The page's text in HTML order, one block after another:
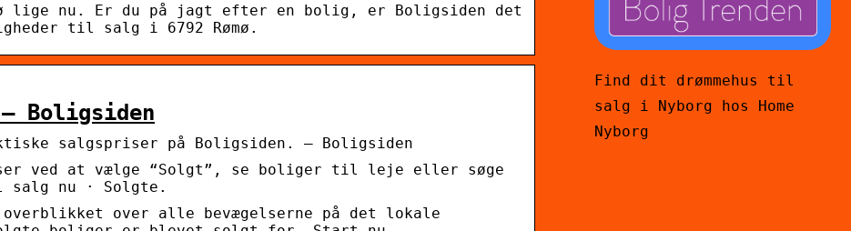
lige nu. Er du på jagt efter en bolig, er Boligsiden det
til salg i 6792 Rømø.
Boligsiden
salgspriser på Boligsiden. – Boligsiden
ved at vælge “Solgt”, se boliger til leje eller søge
nu · Solgte.
over alle bevægelserne på det lokale
Find dit drømmehus til
salg i Nyborg hos Home
Nyborg